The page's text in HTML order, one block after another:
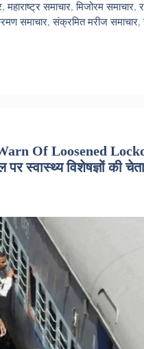
,महाराष्ट्र समाचार,मिजोरम समाचार,
समाचार,संक्रमित मरीज समाचार,
Of Loosened
स्वास्थ्य विशेषज्ञों की